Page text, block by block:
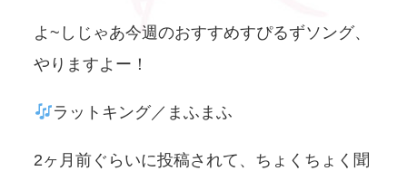
よ~しじゃあ今週のおすすめすぴるずソング、
やりますよー！
ラットキング／まふまふ
2ヶ月前ぐらいに投稿されて、ちょくちょく聞